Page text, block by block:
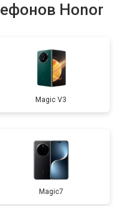
Honor
Magic V3
Magic7